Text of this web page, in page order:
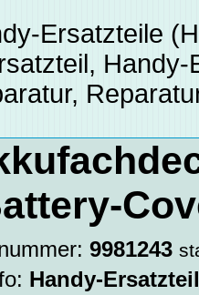
Ersatzteile
Handy-
9981243
Handy-